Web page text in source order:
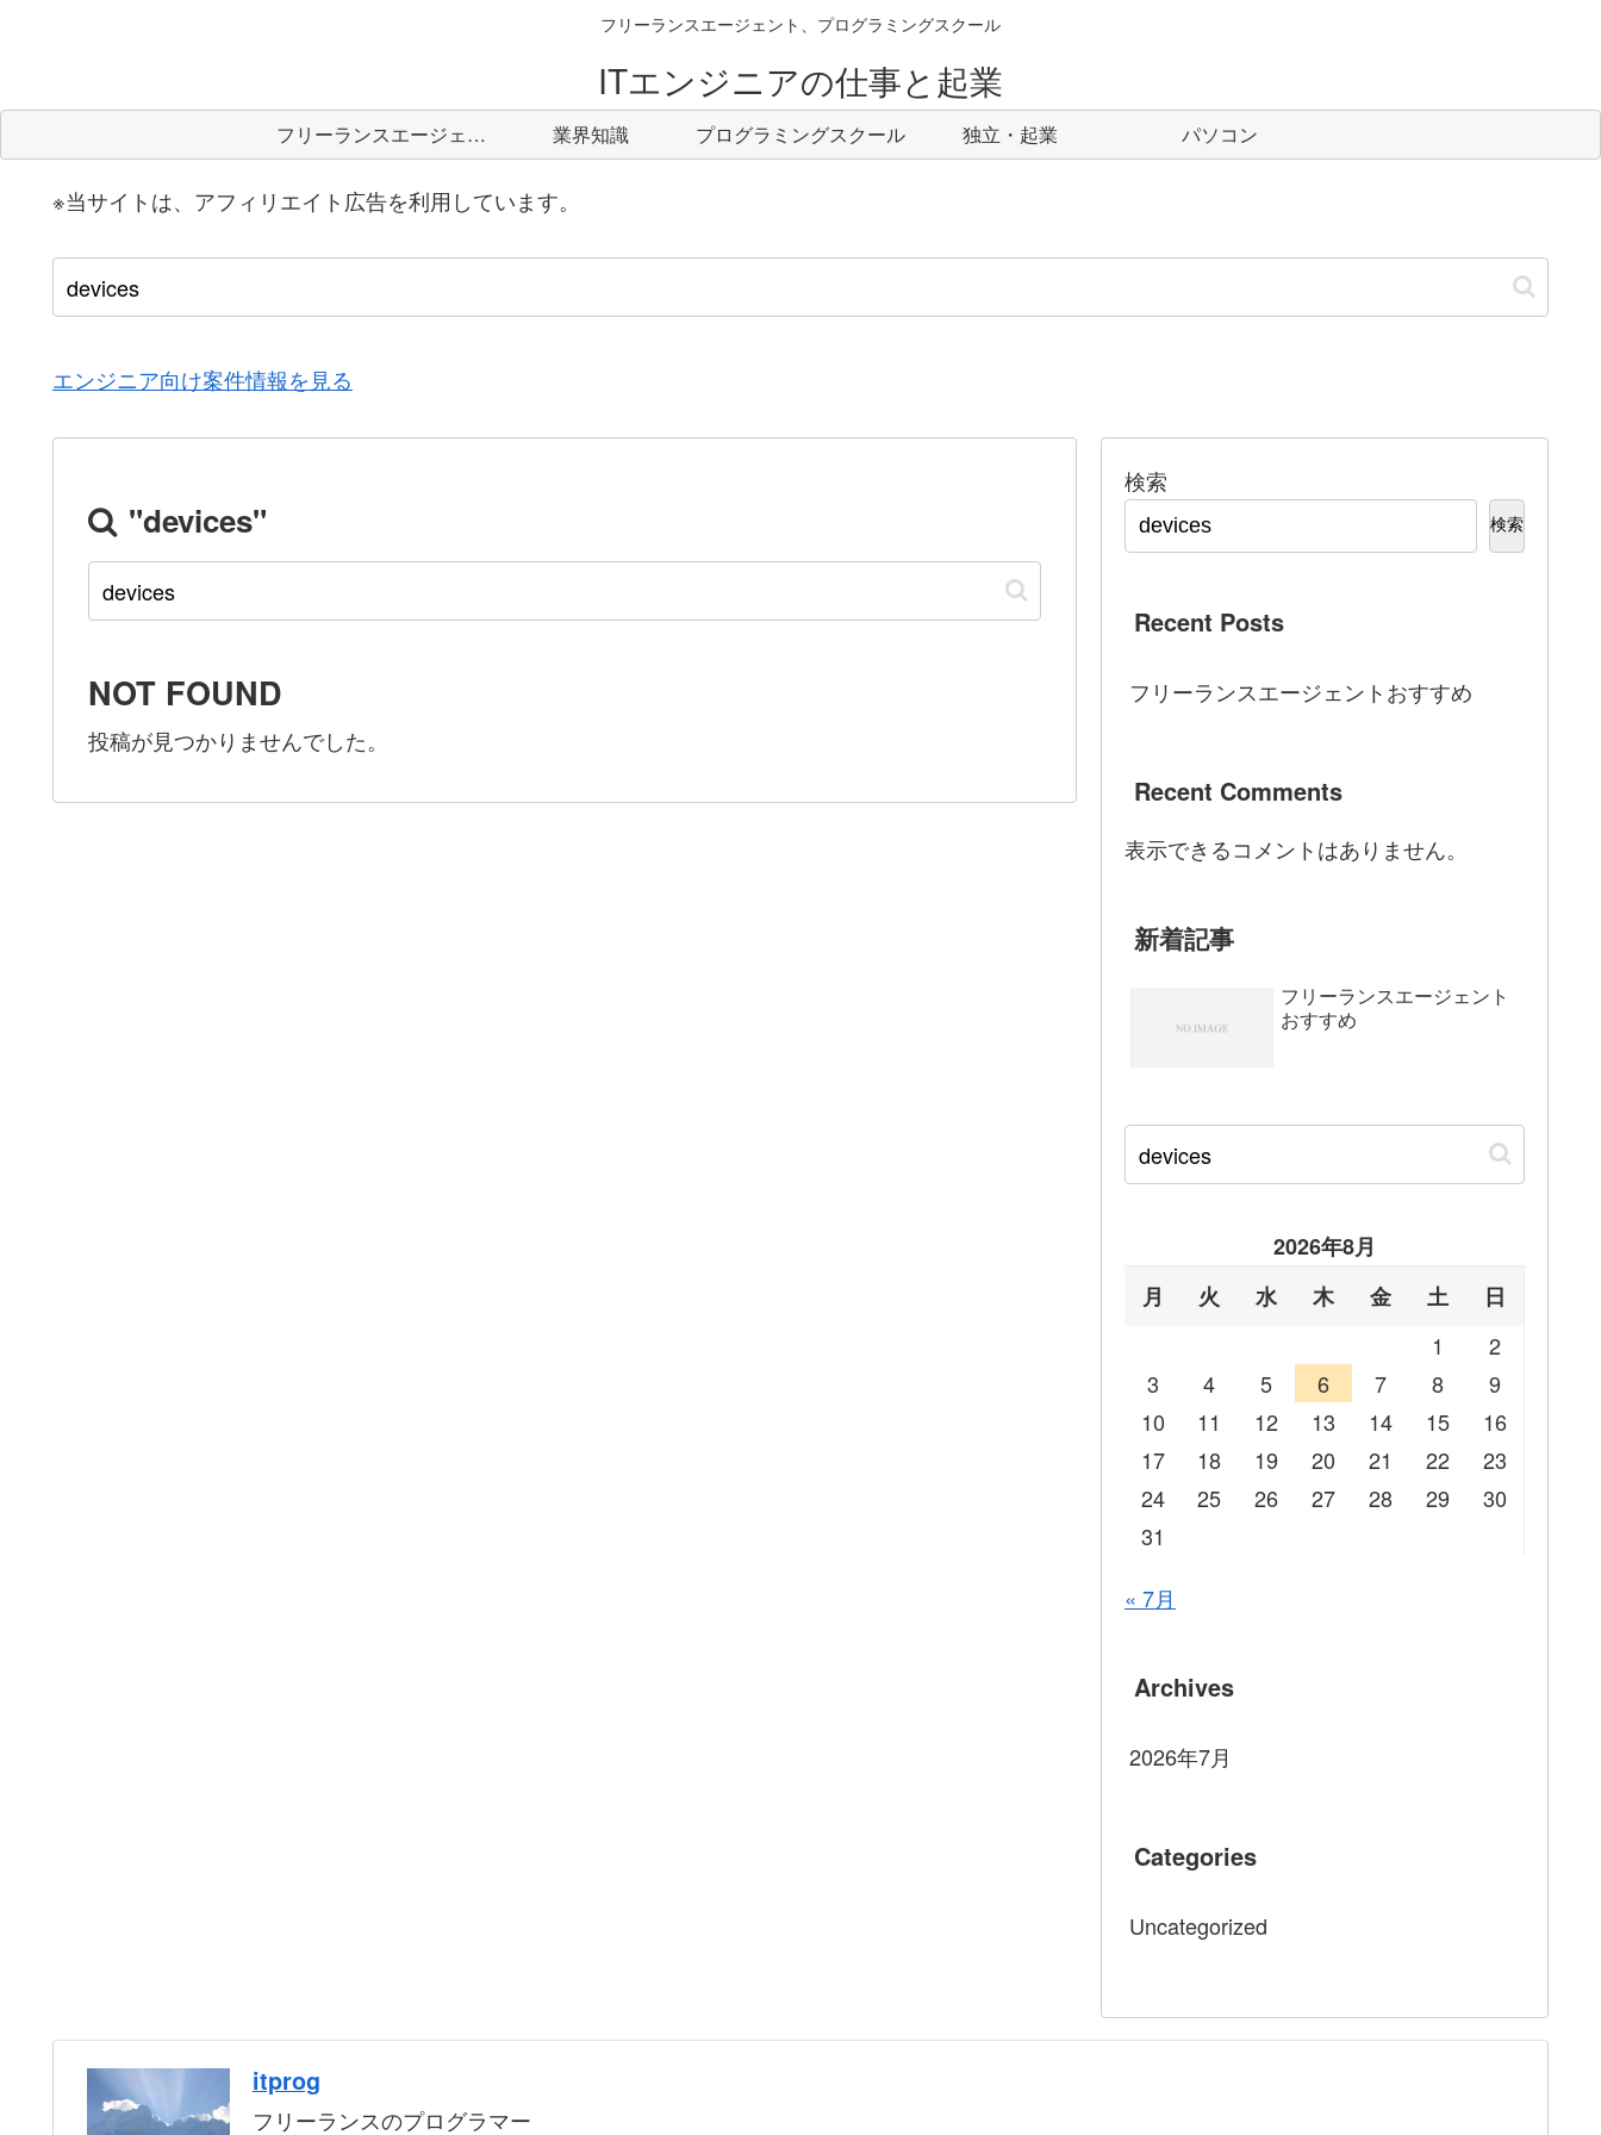
フリーランスエージェント、プログラミングスクール
ITエンジニアの仕事と起業
フリーランスエージェント 業界知識 プログラミングスクール 独立・起業 パソコン
※当サイトは、アフィリエイト広告を利用しています。
エンジニア向け案件情報を見る
"devices"
NOT FOUND
投稿が見つかりませんでした。
検索
検索
Recent Posts
フリーランスエージェントおすすめ
Recent Comments
表示できるコメントはありません。
新着記事
フリーランスエージェント
おすすめ
2026年8月
月
火 水 木 金 土
日
1
2
3
4 5 6 7 8
9
10
11 12 13 14 15
16
17
18 19 20 21 22
23
24
25 26 27 28 29
30
31
« 7月
Archives
2026年7月
Categories
Uncategorized
itprog
フリーランスのプログラマー